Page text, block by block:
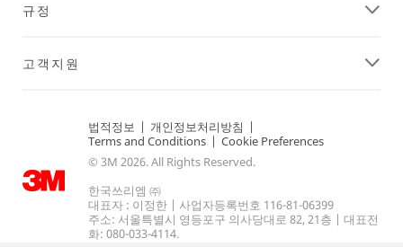
규정
고객지원
법적정보 | 개인정보처리방침 |
Terms and Conditions | Cookie Preferences
© 3M 2026. All Rights Reserved.
한국쓰리엠 ㈜
대표자 : 이정한 | 사업자등록번호 116-81-06399
주소: 서울특별시 영등포구 의사당대로 82, 21층 | 대표전
화: 080-033-4114.